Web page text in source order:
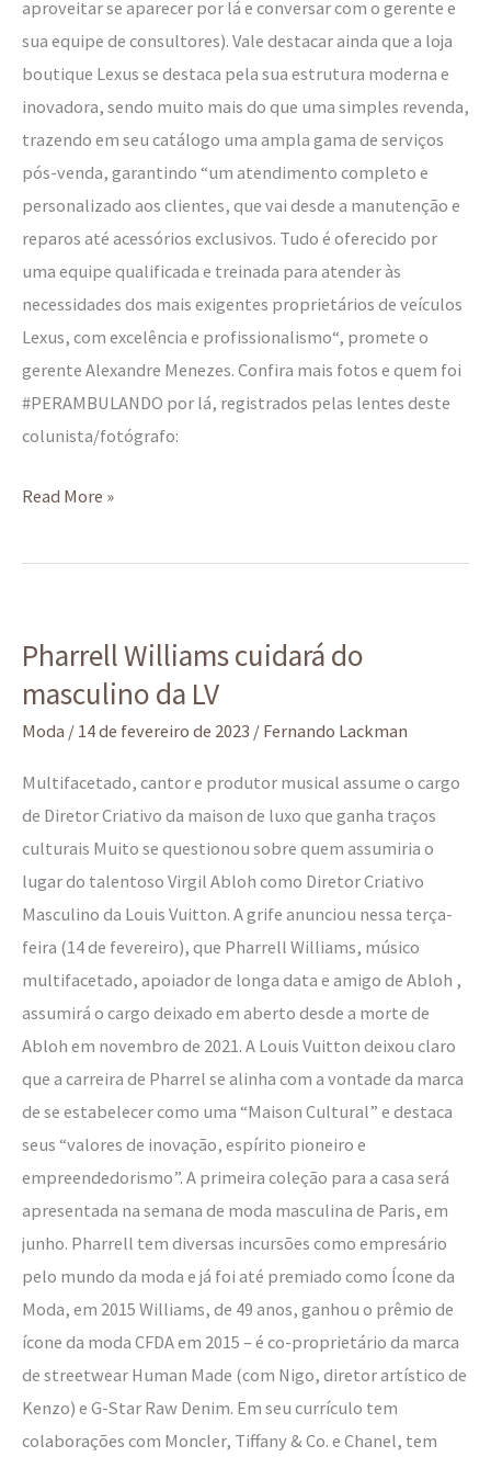
aproveitar se aparecer por lá e conversar com o gerente e
sua equipe de consultores). Vale destacar ainda que a loja
boutique Lexus se destaca pela sua estrutura moderna e
inovadora, sendo muito mais do que uma simples revenda,
trazendo em seu catálogo uma ampla gama de serviços
pós-venda, garantindo “um atendimento completo e
personalizado aos clientes, que vai desde a manutenção e
reparos até acessórios exclusivos. Tudo é oferecido por
uma equipe qualificada e treinada para atender às
necessidades dos mais exigentes proprietários de veículos
Lexus, com excelência e profissionalismo“, promete o
gerente Alexandre Menezes. Confira mais fotos e quem foi
#PERAMBULANDO por lá, registrados pelas lentes deste
colunista/fotógrafo:
Read More »
Pharrell Williams cuidará do
masculino da LV
Moda / 14 de fevereiro de 2023 / Fernando Lackman
Multifacetado, cantor e produtor musical assume o cargo
de Diretor Criativo da maison de luxo que ganha traços
culturais Muito se questionou sobre quem assumiria o
lugar do talentoso Virgil Abloh como Diretor Criativo
Masculino da Louis Vuitton. A grife anunciou nessa terça-
feira (14 de fevereiro), que Pharrell Williams, músico
multifacetado, apoiador de longa data e amigo de Abloh ,
assumirá o cargo deixado em aberto desde a morte de
Abloh em novembro de 2021. A Louis Vuitton deixou claro
que a carreira de Pharrel se alinha com a vontade da marca
de se estabelecer como uma “Maison Cultural” e destaca
seus “valores de inovação, espírito pioneiro e
empreendedorismo”. A primeira coleção para a casa será
apresentada na semana de moda masculina de Paris, em
junho. Pharrell tem diversas incursões como empresário
pelo mundo da moda e já foi até premiado como Ícone da
Moda, em 2015 Williams, de 49 anos, ganhou o prêmio de
ícone da moda CFDA em 2015 – é co-proprietário da marca
de streetwear Human Made (com Nigo, diretor artístico de
Kenzo) e G-Star Raw Denim. Em seu currículo tem
colaborações com Moncler, Tiffany & Co. e Chanel, tem
Williams
cuidará
do
da
LV